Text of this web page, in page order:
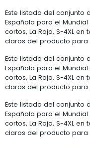
Este listado del conjunto
Española para el
cortos, La Roja, S-4XL
claros del producto
Este listado del conjunto
Española para el
cortos, La Roja, S-4XL
claros del producto
Este listado del conjunto
Española para el
cortos, La Roja, S-4XL
claros del producto